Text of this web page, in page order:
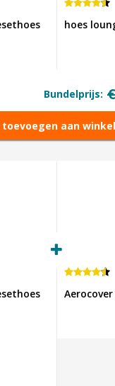
hoes
Bundelprijs:
toevoegen aan